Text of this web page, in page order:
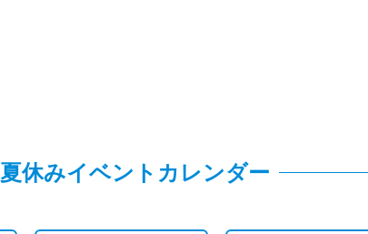
夏休みイベントカレンダー